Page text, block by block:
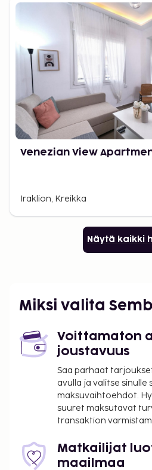
Venezian View
Iraklion, Kreikka
Näytä kaikki
Miksi valita
Voittamaton
joustavuus
Saa parhaat
avulla ja valitse sinulle
maksuvaihtoehdot.
suuret maksutavat
transaktion
Matkailijat
maailmaa